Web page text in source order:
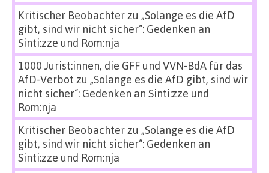
Kritischer Beobachterzu „Solange es die AfD
gibt, sind wir nicht sicher“: Gedenken an
Sinti:zze und Rom:nja
1000 Jurist:innen, die GFF und VVN-BdA für das
AfD-Verbot zu „Solange es die AfD gibt, sind wir
nicht sicher“: Gedenken an Sinti:zze und
Rom:nja
Kritischer Beobachterzu „Solange es die AfD
gibt, sind wir nicht sicher“: Gedenken an
Sinti:zze und Rom:nja